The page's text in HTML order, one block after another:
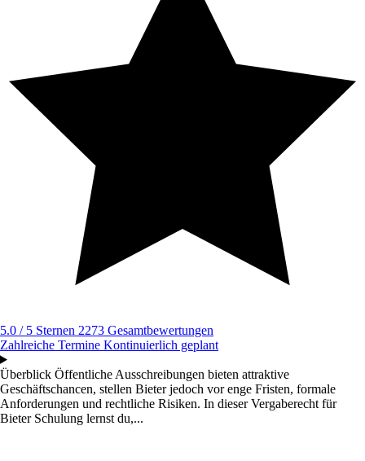
5.0 / 5 Sternen 2273 Gesamtbewertungen
Zahlreiche Termine Kontinuierlich geplant
Überblick Öffentliche Ausschreibungen bieten attraktive
Geschäftschancen, stellen Bieter jedoch vor enge Fristen, formale
Anforderungen und rechtliche Risiken. In dieser Vergaberecht für
Bieter Schulung lernst du,...